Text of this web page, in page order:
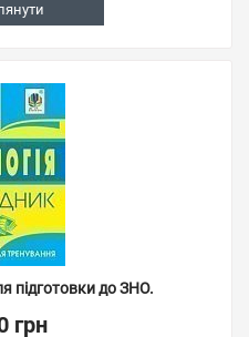
підготовки до ЗНО.
грн